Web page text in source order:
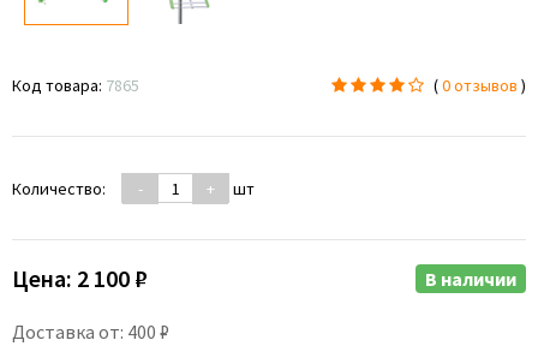
Код товара: 7865 (0 отзывов )
Количество: - + шт
Цена: 2 100 ₽
Доставка от: 400 ₽
В наличии